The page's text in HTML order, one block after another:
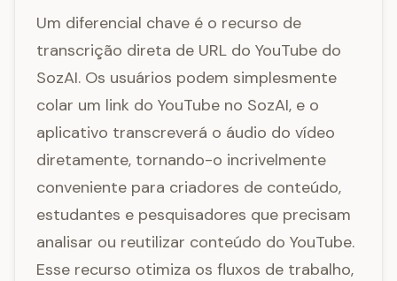
Um diferencial chave é o recurso de
transcrição direta de URL do YouTube do
SozAI. Os usuários podem simplesmente
colar um link do YouTube no SozAI, e o
aplicativo transcreverá o áudio do vídeo
diretamente, tornando-o incrivelmente
conveniente para criadores de conteúdo,
estudantes e pesquisadores que precisam
analisar ou reutilizar conteúdo do YouTube.
Esse recurso otimiza os fluxos de trabalho,